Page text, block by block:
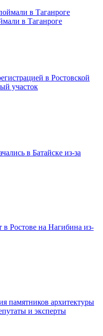
в Таганроге
в Ростовской
участок
в Батайске из-за
Ростове на Нагибина из-
памятников архитектуры
и эксперты